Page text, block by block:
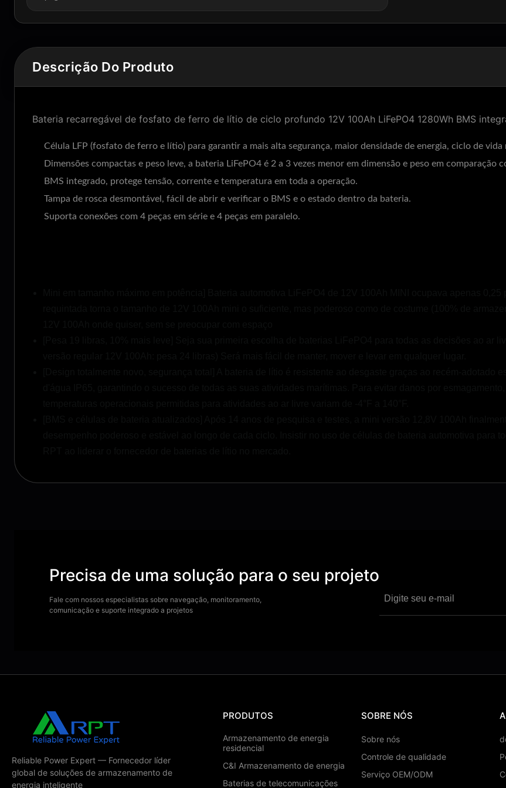
Descrição Do Produto
Bateria recarregável de fosfato de ferro de lítio de ciclo profundo 12V 100Ah LiFePO4 1280Wh BMS
Célula LFP (fosfato de ferro e lítio) para garantir a mais alta segurança, maior densidade de energia, ciclo de
Dimensões compactas e peso leve, a bateria LiFePO4 é 2 a 3 vezes menor em dimensão e peso em comparação
BMS integrado, protege tensão, corrente e temperatura em toda a operação.
Tampa de rosca desmontável, fácil de abrir e verificar o BMS e o estado dentro da bateria.
Suporta conexões com 4 peças em série e 4 peças em paralelo.
Precisa de uma solução para o seu projeto
Fale com nossos especialistas sobre navegação, monitoramento,
comunicação e suporte integrado a projetos
Reliable Power Expert — Fornecedor líder
global de soluções de armazenamento de
energia inteligente
PRODUTOS
Armazenamento de energia
residencial
C&I Armazenamento de energia
Baterias de telecomunicações
SOBRE NÓS
Sobre nós
Controle de qualidade
Serviço OEM/ODM